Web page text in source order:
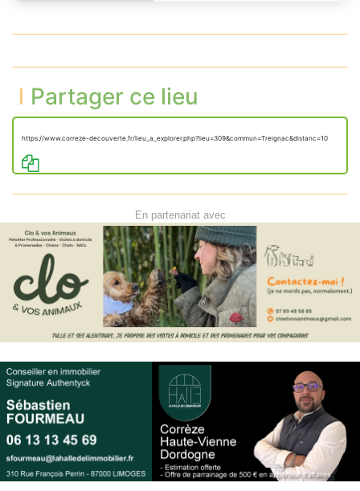
Partager ce lieu
https://www.correze-decouverte.fr/lieu_a_explorer.php?lieu=309&commun=Treignac&distanc=10
En partenariat avec